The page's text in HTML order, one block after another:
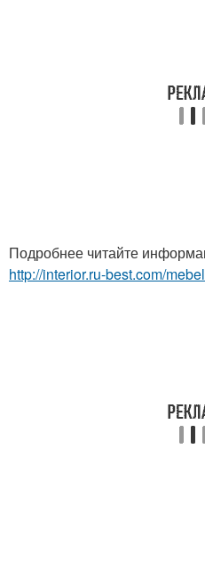
Подробнее читайте
http://interior.ru-best.com/